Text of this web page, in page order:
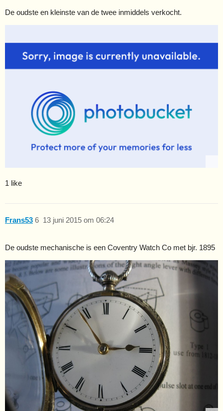
De oudste en kleinste van de twee inmiddels verkocht.
1 like
Frans53 13 juni 2015 om 06:24
6
De oudste mechanische is een Coventry Watch Co met bjr. 1895